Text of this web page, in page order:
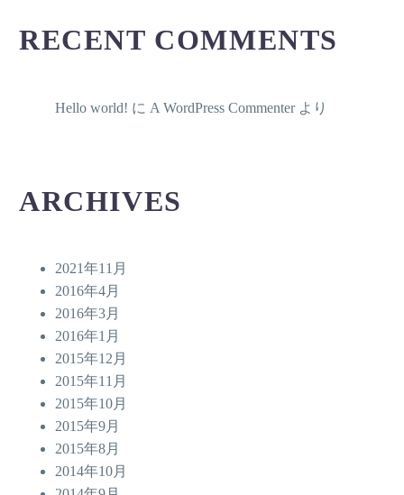
RECENT COMMENTS
Hello world! に A WordPress Commenterより
ARCHIVES
2021年11月
2016年4月
2016年3月
2016年1月
2015年12月
2015年11月
2015年10月
2015年9月
2015年8月
2014年10月